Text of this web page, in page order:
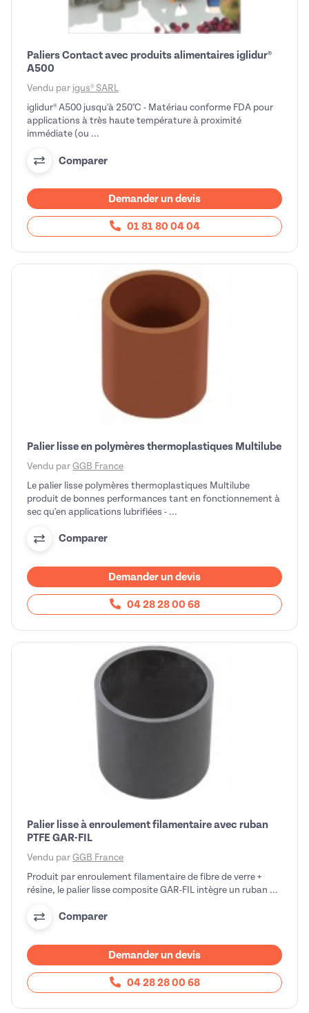
Paliers Contact avec produits alimentaires iglidur®
A500
Vendu par igus® SARL
iglidur® A500 jusqu'à 250°C - Matériau conforme FDA pour
applications à très haute température à proximité
immédiate (ou ...
Comparer
Demander un devis
01 81 80 04 04
Palier lisse en polymères thermoplastiques Multilube
Vendu par GGB France
Le palier lisse polymères thermoplastiques Multilube
produit de bonnes performances tant en fonctionnement à
sec qu'en applications lubrifiées - ...
Comparer
Demander un devis
04 28 28 00 68
Palier lisse à enroulement filamentaire avec ruban
PTFE GAR-FIL
Vendu par GGB France
Produit par enroulement filamentaire de fibre de verre +
résine, le palier lisse composite GAR-FIL intègre un ruban ...
Comparer
Demander un devis
04 28 28 00 68